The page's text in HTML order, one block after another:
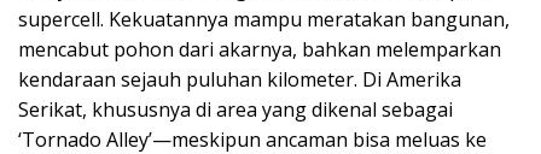
supercell. Kekuatannya mampu meratakan bangunan,
mencabut pohon dari akarnya, bahkan melemparkan
kendaraan sejauh puluhan kilometer. Di Amerika
Serikat, khususnya di area yang dikenal sebagai
‘Tornado Alley’—meskipun ancaman bisa meluas ke